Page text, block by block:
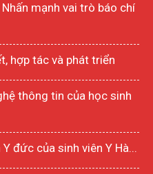
mạnh vai trò báo chí
hợp tác và phát triển
thông tin của học sinh
đức của sinh viên Y Hà...